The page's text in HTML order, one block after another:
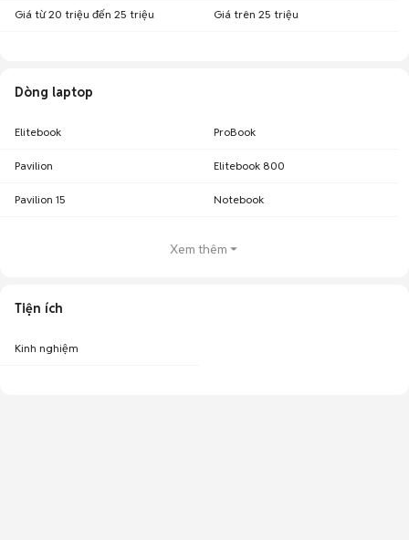
Giá từ 20 triệu đến 25 triệu Giá trên 25 triệu
Dòng laptop
Elitebook ProBook
Pavilion Elitebook 800
Pavilion 15 Notebook
Xem thêm
Tiện ích
Kinh nghiệm